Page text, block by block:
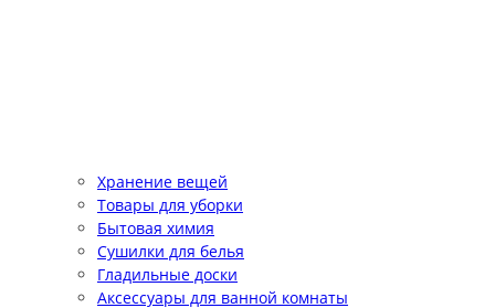
Хранение вещей
Товары для уборки
Бытовая химия
Сушилки для белья
Гладильные доски
Аксессуары для ванной комнаты